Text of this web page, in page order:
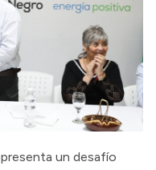
un desafío